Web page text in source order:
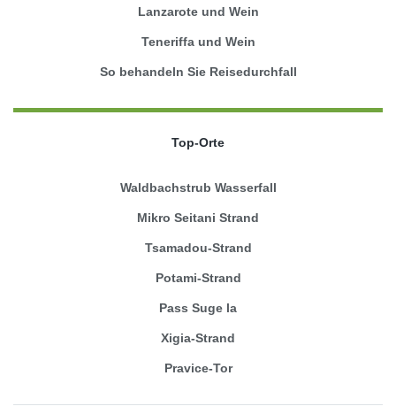
Lanzarote und Wein
Teneriffa und Wein
So behandeln Sie Reisedurchfall
Top-Orte
Waldbachstrub Wasserfall
Mikro Seitani Strand
Tsamadou-Strand
Potami-Strand
Pass Suge la
Xigia-Strand
Pravice-Tor